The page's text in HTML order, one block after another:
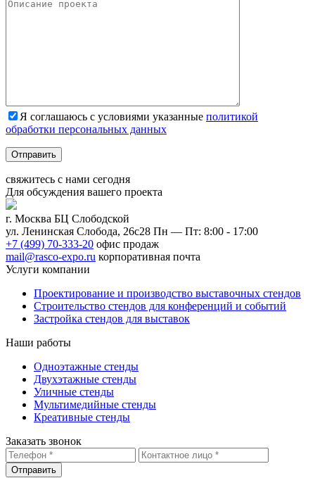
Я соглашаюсь с условиями указанные политикой
обработки персональных данных
Отправить
свяжитесь с нами сегодня
Для обсуждения вашего проекта
г. Москва БЦ Слободской
ул. Ленинская Слобода, 26с28 Пн — Пт: 8:00 - 17:00
+7 (499) 70-333-20 офис продаж
mail@rasco-expo.ru корпоративная почта
Услуги компании
Проектирование и производство выставочных стендов
Строительство стендов для конференций и событий
Застройка стендов для выставок
Наши работы
Одноэтажные стенды
Двухэтажные стенды
Уличные стенды
Мультимедийные стенды
Креативные стенды
Заказать звонок
Отправить